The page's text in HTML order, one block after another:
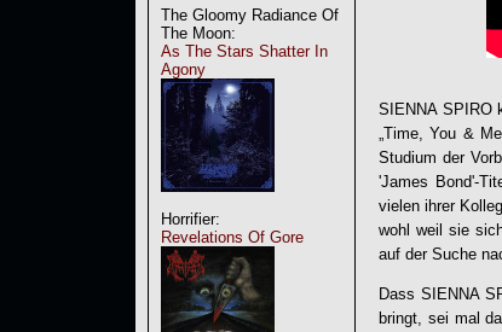
The Gloomy Radiance Of
The Moon:
As The Stars Shatter In
Agony
Horrifier:
Revelations Of Gore
SIENNA SPIRO
„Time, You &
Studium der
'James Bond'-
vielen ihrer
wohl weil sie
auf der Suche
Dass SIENNA
bringt, sei mal